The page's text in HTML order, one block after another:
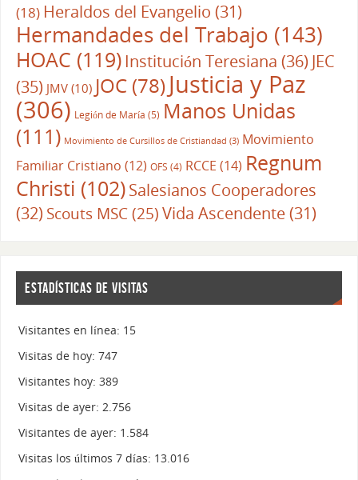
(18) Heraldos del Evangelio (31)
Hermandades del Trabajo (143)
HOAC (119) Institución Teresiana (36) JEC
(35) JMV(10) JOC(78)Justicia y Paz
(306) Legión de María (5) Manos Unidas
(111) Movimiento de Cursillos de Cristiandad (3) Movimiento
Familiar Cristiano (12) OFS (4) RCCE (14) Regnum
Christi (102)Salesianos Cooperadores
(32) Scouts MSC(25) Vida Ascendente(31)
ESTADÍSTICAS DE VISITAS
Visitantes en línea: 15
Visitas de hoy: 747
Visitantes hoy: 389
Visitas de ayer: 2.756
Visitantes de ayer: 1.584
Visitas los últimos 7 días: 13.016